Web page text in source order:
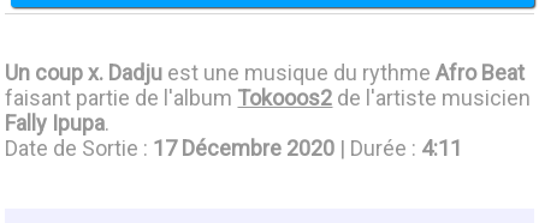
Un coup x. Dadju est une musique du rythmeAfro Beat
faisant partie de l'album Tokooos2 de l'artiste musicien
Fally Ipupa.
Date de Sortie : 17 Décembre 2020 | Durée : 4:11